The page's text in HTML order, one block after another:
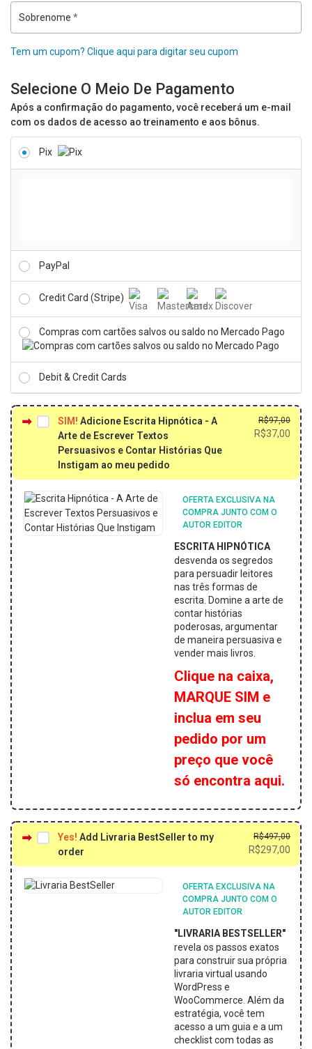
Sobrenome *
Tem um cupom? Clique aqui para digitar seu cupom
Selecione O Meio De Pagamento
Após a confirmação do pagamento, você receberá um e-mail
com os dados de acesso ao treinamento e aos bônus.
Pix
PayPal
Credit Card (Stripe)
Compras com cartões salvos ou saldo no Mercado Pago
Debit & Credit Cards
SIM! Adicione Escrita Hipnótica - A
Arte de Escrever Textos
Persuasivos e Contar Histórias Que
Instigam ao meu pedido
R$97,00
era:
R$37,00
atual
OFERTA EXCLUSIVA NA
COMPRA JUNTO COM O
AUTOR EDITOR
ESCRITA HIPNÓTICA
desvenda os segredos
para persuadir leitores
nas três formas de
escrita. Domine a arte de
contar histórias
poderosas, argumentar
de maneira persuasiva e
vender mais livros.
Clique na caixa,
MARQUE SIM e
inclua em seu
pedido por um
preço que você
só encontra aqui.
Yes! Add Livraria BestSeller to my
order
R$497,00
era:
R$297,00
atual
OFERTA EXCLUSIVA NA
COMPRA JUNTO COM O
AUTOR EDITOR
"LIVRARIA BESTSELLER"
revela os passos exatos
para construir sua própria
livraria virtual usando
WordPress e
WooCommerce. Além da
estratégia, você tem
acesso a um guia e a um
checklist com todas as